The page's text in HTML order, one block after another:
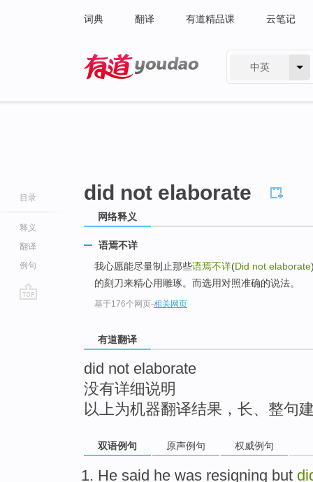
词典 翻译 有道精品课 云笔记
中英
目录
释义
翻译
例句
did not elaborate
网络释义
语焉不详
我心愿能尽量制止那些语焉不详(Did not elaborate
的刻刀来精心用雕琢。而选用对照准确的说法。
基于176个网页-相关网页
有道翻译
did not elaborate
没有详细说明
以上为机器翻译结果，长、整句
双语例句 原声例句 权威例句
He said he was resigning but